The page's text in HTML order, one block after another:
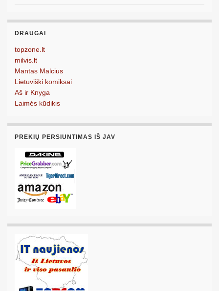
DRAUGAI
topzone.lt
milvis.lt
Mantas Malcius
Lietuviški komiksai
Aš ir Knyga
Laimės kūdikis
PREKIŲ PERSIUNTIMAS IŠ JAV